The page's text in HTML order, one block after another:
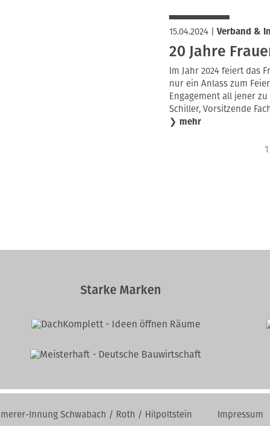
15.04.2024| Verband &
20 Jahre
Im Jahr 2024 feiert das
nur ein Anlass zum
Engagement all jener
Schiller, Vorsitzende
❯ mehr
1
Starke Marken
Innung Schwabach / Roth / Hilpoltstein
Navigation
Impressum